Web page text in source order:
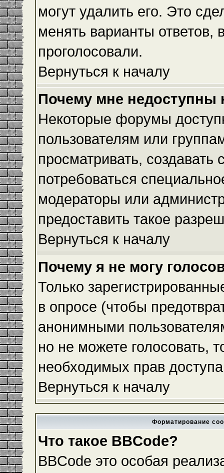
могут удалить его. Это
менять варианты ответов,
проголосовали.
Вернуться к началу
Почему мне
Некоторые форумы
пользователям или
просматривать,
потребоваться
модераторы или
предоставить такое
Вернуться к началу
Почему я не могу
Только
в опросе (чтобы
анонимными
но не можете голосовать,
необходимых прав
Вернуться к началу
Форматирование
Что такое BBCode?
BBCode это особая